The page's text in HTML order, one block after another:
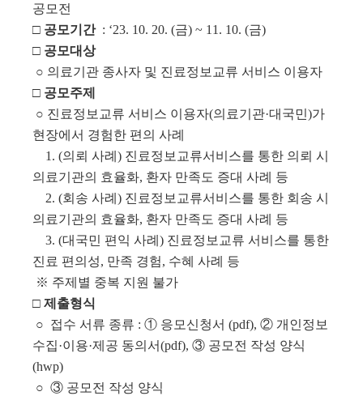
공모전
□ 공모기간: ‘23. 10. 20. (금) ~ 11. 10. (금)
□ 공모대상
○ 의료기관 종사자 및 진료정보교류 서비스 이용자
□ 공모주제
○ 진료정보교류 서비스 이용자(의료기관·대국민)가
현장에서 경험한 편의 사례
1. (의뢰 사례) 진료정보교류서비스를 통한 의뢰 시
의료기관의 효율화, 환자 만족도 증대 사례 등
2. (회송 사례) 진료정보교류서비스를 통한 회송 시
의료기관의 효율화, 환자 만족도 증대 사례 등
3. (대국민 편익 사례) 진료정보교류 서비스를 통한
진료 편의성, 만족 경험, 수혜 사례 등
※ 주제별 중복 지원 불가
□ 제출형식
○ 접수 서류 종류 : ① 응모신청서 (pdf), ② 개인정보
수집·이용·제공 동의서(pdf), ③ 공모전 작성 양식
(hwp)
○ ③ 공모전 작성 양식